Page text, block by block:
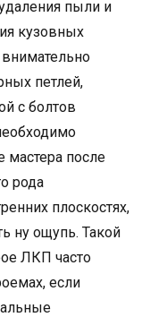
пыли и
кузовных
петлей,
с болтов
мастера после
рода
плоскостях,
ну ощупь. Такой
ЛКП часто
если